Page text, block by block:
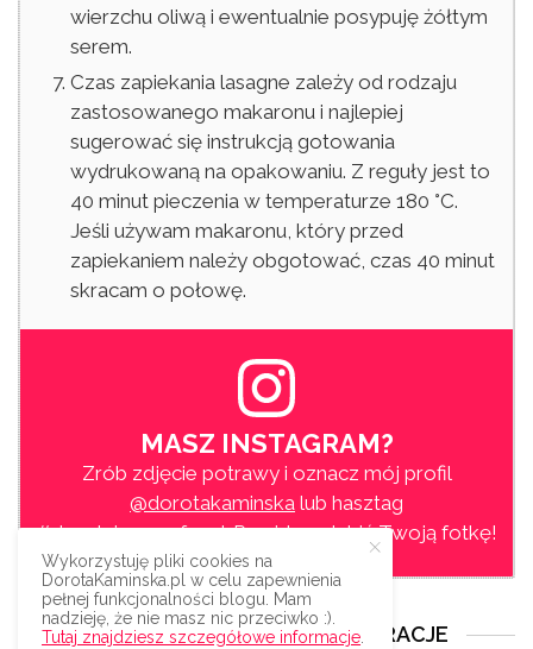
wierzchu oliwą i ewentualnie posypuję żółtym
serem.
Czas zapiekania lasagne zależy od rodzaju
zastosowanego makaronu i najlepiej
sugerować się instrukcją gotowania
wydrukowaną na opakowaniu. Z reguły jest to
40 minut pieczenia w temperaturze 180 °C.
Jeśli używam makaronu, który przed
zapiekaniem należy obgotować, czas 40 minut
skracam o połowę.
MASZ INSTAGRAM?
Zrób zdjęcie potrawy i oznacz mój profil
@dorotakaminska lub hasztag
#dorotainsuperfood. Przyjdę polubić Twoją fotkę!
MOJE KSIĄŻKI, EBOOKI I DEKORACJE
Wykorzystuję pliki cookies na
DorotaKaminska.pl w celu zapewnienia
pełnej funkcjonalności blogu. Mam
nadzieję, że nie masz nic przeciwko :).
Tutaj znajdziesz szczegółowe informacje